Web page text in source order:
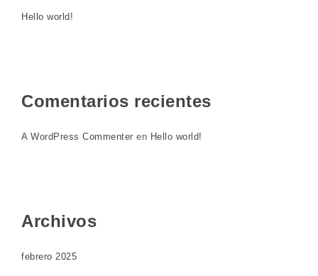
Hello world!
Comentarios recientes
A WordPress Commenter en Hello world!
Archivos
febrero 2025